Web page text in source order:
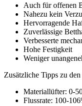
Auch für offenen
Nahezu kein
Hervorragende
Zuverlässige
Verbesserte
Hohe Festigkeit
Weniger
Zusätzliche Tipps zu
Materiallüfter: 0-
Flussrate: 100-